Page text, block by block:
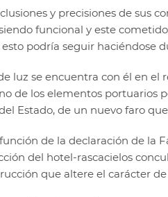
y precisiones de sus
funcional y este
podría seguir haciéndose
luz se encuentra con él en
de los elementos
Estado, de un nuevo faro
de la declaración de la
del hotel-rascacielos
que altere el carácter